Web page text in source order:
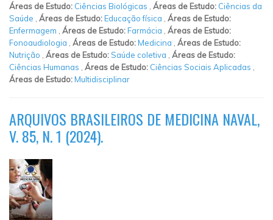
Áreas de Estudo: Ciências Biológicas Áreas de Estudo: Ciências da
Saúde
Áreas de Estudo:Educação física
Áreas de Estudo:
Enfermagem
Áreas de Estudo:Farmácia
Áreas de Estudo:
Fonoaudiologia
Áreas de Estudo:Medicina
Áreas de Estudo:
Nutrição
Áreas de Estudo:Saúde coletiva
Áreas de Estudo:
Ciências Humanas
Áreas de Estudo: Ciências Sociais Aplicadas
Áreas de Estudo:Multidisciplinar
ARQUIVOS BRASILEIROS DE MEDICINA NAVAL,
V. 85, N. 1 (2024).